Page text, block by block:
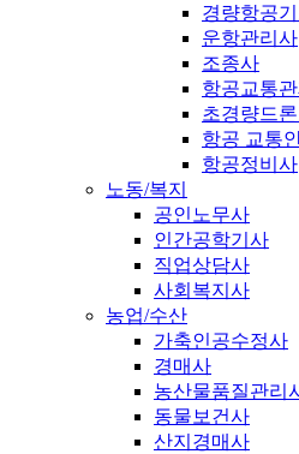
경량항공
운항관리사
조종사
항공교통
초경량드
항공 교통
항공정비사
노동/복지
공인노무사
인간공학기사
직업상담사
사회복지사
농업/수산
가축인공수정사
경매사
농산물품질관리
동물보건사
산지경매사